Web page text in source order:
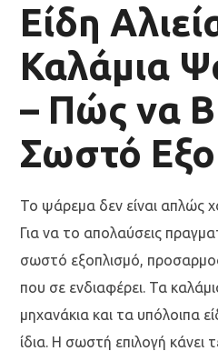
Είδη
Καλάμια
– Πώς να
Σωστό
Το ψάρεμα δεν είναι απλώς
Για να το απολαύσεις
σωστό εξοπλισμό,
που σε ενδιαφέρει. Τα
μηχανάκια και τα υπόλοιπα
ίδια. Η σωστή επιλογή κάνει